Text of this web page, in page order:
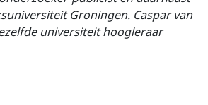
Groningen. Caspar van
universiteit hoogleraar